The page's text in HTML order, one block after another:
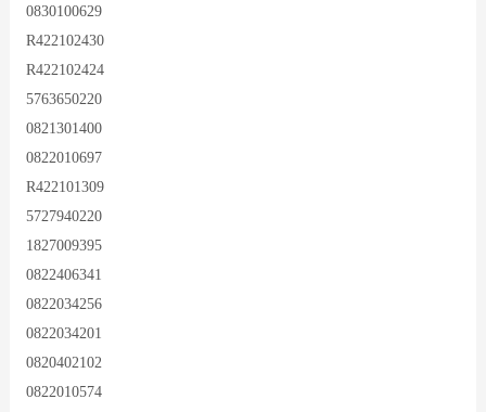
0830100629
R422102430
R422102424
5763650220
0821301400
0822010697
R422101309
5727940220
1827009395
0822406341
0822034256
0822034201
0820402102
0822010574